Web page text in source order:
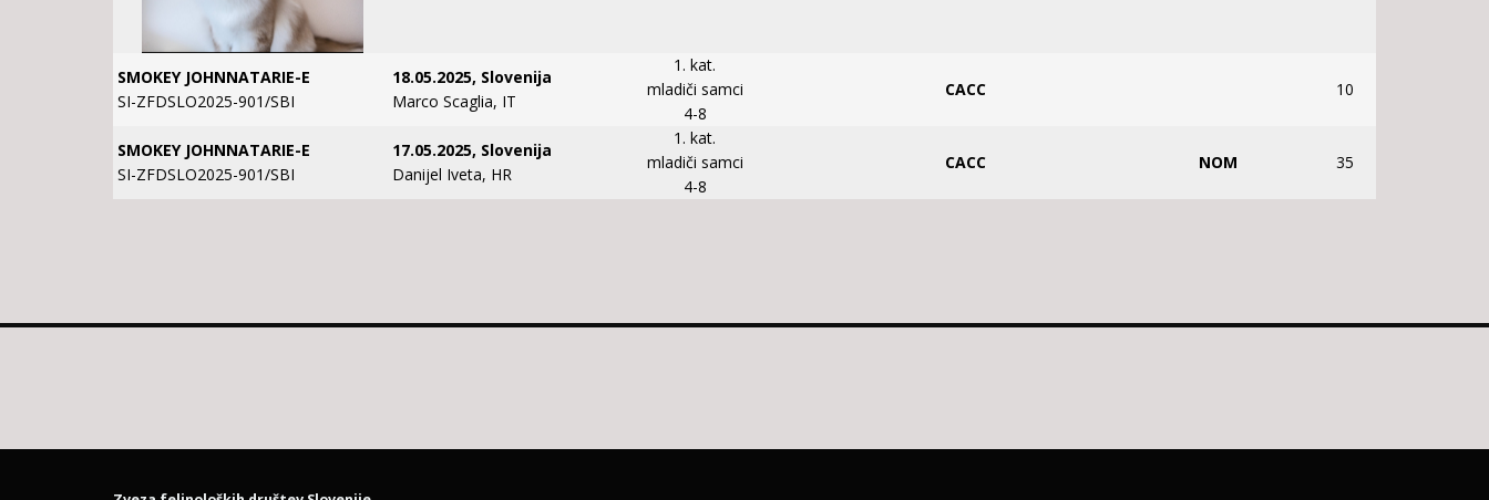
SMOKEY JOHNNATARIE-E
SI-ZFDSLO2025-901/SBI
18.05.2025, Slovenija
Marco Scaglia, IT
1. kat.
mladiči samci
4-8
CACC 10
SMOKEY JOHNNATARIE-E
SI-ZFDSLO2025-901/SBI
17.05.2025, Slovenija
Danijel Iveta, HR
1. kat.
mladiči samci
4-8
CACC NOM 35